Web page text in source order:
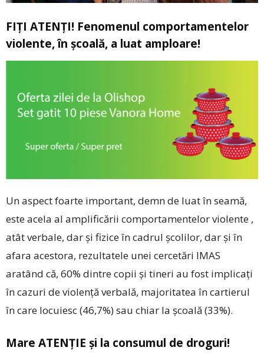
FIŢI ATENŢI! Fenomenul comportamentelor
violente, în şcoală, a luat amploare!
Un aspect foarte important, demn de luat în seamă,
este acela al amplificării comportamentelor violente ,
atât verbale, dar şi fizice în cadrul şcolilor, dar şi în
afara acestora, rezultatele unei cercetări IMAS
aratând că, 60% dintre copii şi tineri au fost implicaţi
în cazuri de violenţă verbală, majoritatea în cartierul
în care locuiesc (46,7%) sau chiar la şcoală (33%).
Mare ATENŢIE şi la consumul de droguri!